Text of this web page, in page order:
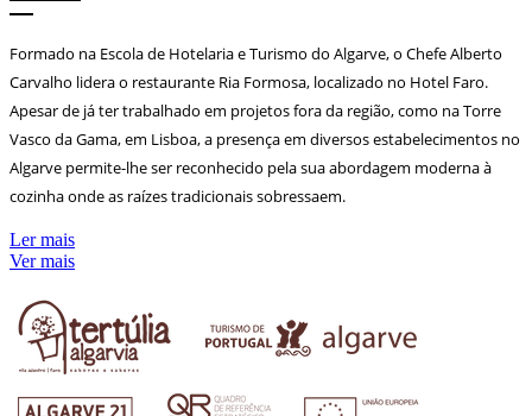
Formado na Escola de Hotelaria e Turismo do Algarve, o Chefe Alberto
Carvalho lidera o restaurante Ria Formosa, localizado no Hotel Faro.
Apesar de já ter trabalhado em projetos fora da região, como na Torre
Vasco da Gama, em Lisboa, a presença em diversos estabelecimentos no
Algarve permite-lhe ser reconhecido pela sua abordagem moderna à
cozinha onde as raízes tradicionais sobressaem.
Ler mais
Ver mais